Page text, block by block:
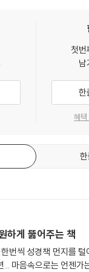
첫번
남
한
혜택
하게 뚫어주는 책
번씩 성경책 먼지를 털
마음속으로는 언젠가